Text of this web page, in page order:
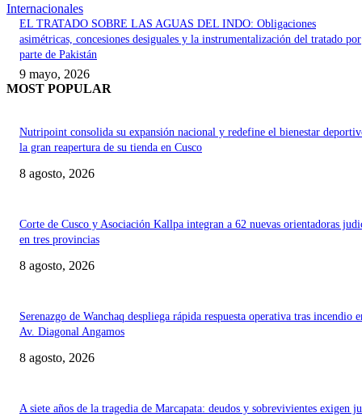
Internacionales
EL TRATADO SOBRE LAS AGUAS DEL INDO: Obligaciones
asimétricas, concesiones desiguales y la instrumentalización del tratado por
parte de Pakistán
9 mayo, 2026
MOST POPULAR
Nutripoint consolida su expansión nacional y redefine el bienestar
la gran reapertura de su tienda en Cusco
8 agosto, 2026
Corte de Cusco y Asociación Kallpa integran a 62 nuevas orientadoras
en tres provincias
8 agosto, 2026
Serenazgo de Wanchaq despliega rápida respuesta operativa tras incendio
Av. Diagonal Angamos
8 agosto, 2026
A siete años de la tragedia de Marcapata: deudos y sobrevivientes exigen